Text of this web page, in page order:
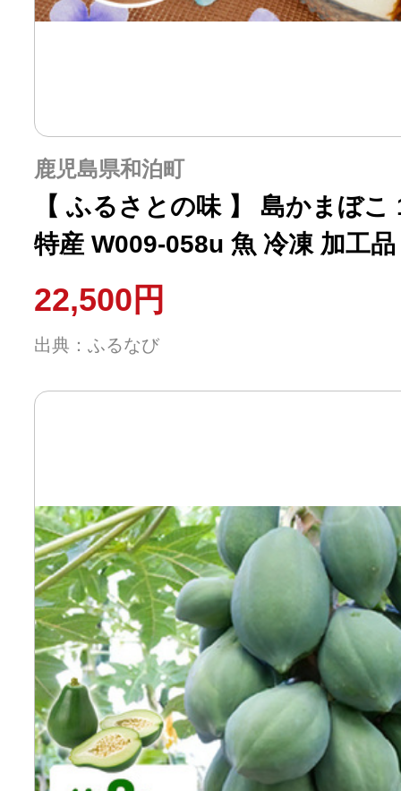
鹿児島県和泊町
【 ふるさとの味 】 島かまぼ
特産 W009-058u 魚 冷凍 加工品
22,500円
出典：ふるなび